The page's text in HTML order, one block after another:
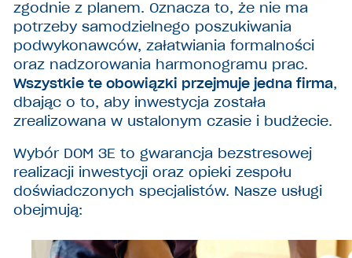
zgodnie z planem. Oznacza to, że nie ma
potrzeby samodzielnego poszukiwania
podwykonawców, załatwiania formalności
oraz nadzorowania harmonogramu prac.
Wszystkie te obowiązki przejmuje jedna firma,
dbając o to, aby inwestycja została
zrealizowana w ustalonym czasie i budżecie.
Wybór DOM 3E to gwarancja bezstresowej
realizacji inwestycji oraz opieki zespołu
doświadczonych specjalistów. Nasze usługi
obejmują: